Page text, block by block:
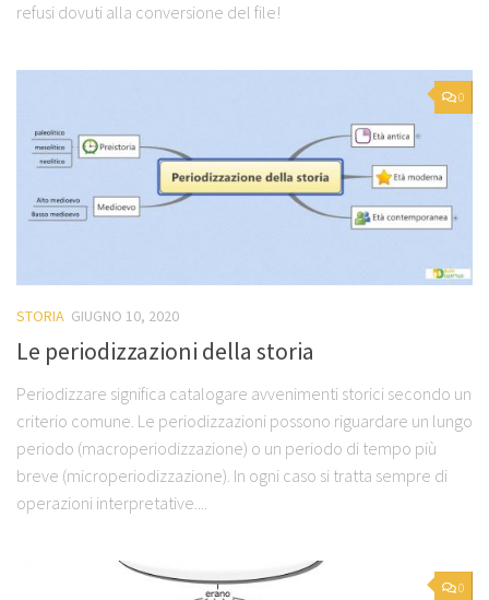
refusi dovuti alla conversione del file!
0
STORIA GIUGNO 10, 2020
Le periodizzazioni della storia
Periodizzare significa catalogare avvenimenti storici secondo un
criterio comune. Le periodizzazioni possono riguardare un lungo
periodo (macroperiodizzazione) o un periodo di tempo più
breve (microperiodizzazione). In ogni caso si tratta sempre di
operazioni interpretative....
0